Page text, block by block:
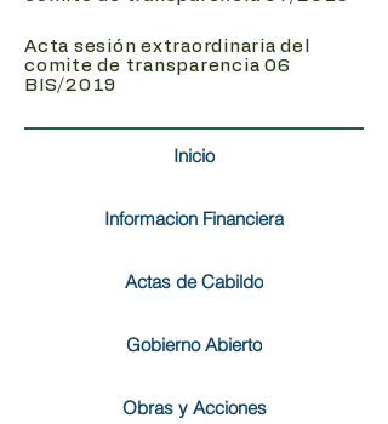
Acta sesión extraordinaria del
comite de transparencia 06
BIS/2019
Inicio
Informacion Financiera
Actas de Cabildo
Gobierno Abierto
Obras y Acciones